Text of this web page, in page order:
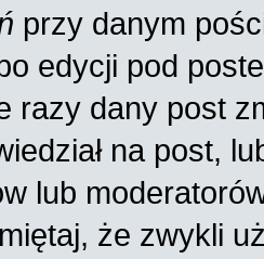
przy danym
edycji pod
razy dany post
na post,
lub
że zwykli